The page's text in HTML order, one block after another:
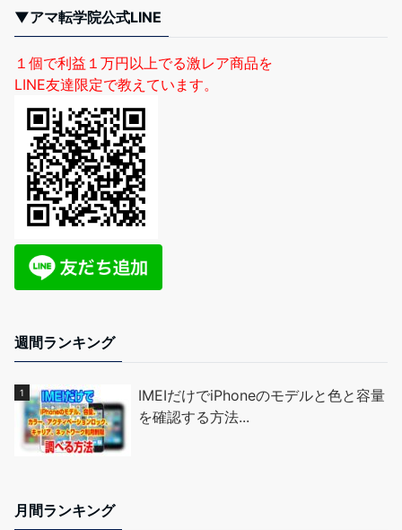
▼アマ転学院公式LINE
１個で利益１万円以上でる激レア商品を
LINE友達限定で教えています。
週間ランキング
IMEIだけでiPhoneのモデルと色と容量
を確認する方法...
月間ランキング